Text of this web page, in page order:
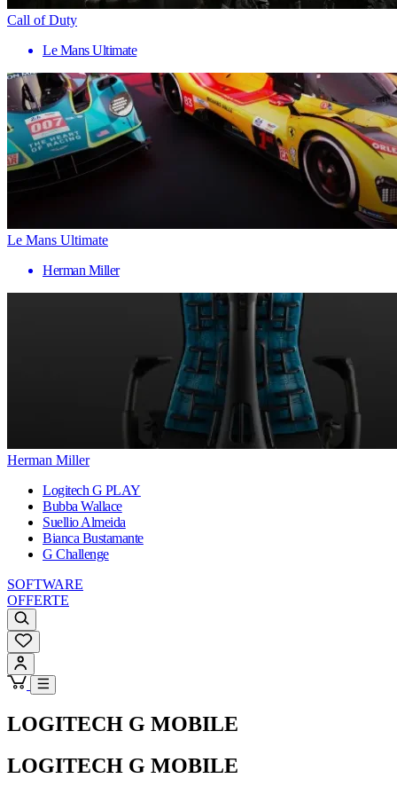
Call of Duty
Le Mans Ultimate
Le Mans Ultimate
Herman Miller
Herman Miller
Logitech G PLAY
Bubba Wallace
Suellio Almeida
Bianca Bustamante
G Challenge
SOFTWARE
OFFERTE
LOGITECH G MOBILE
LOGITECH G MOBILE